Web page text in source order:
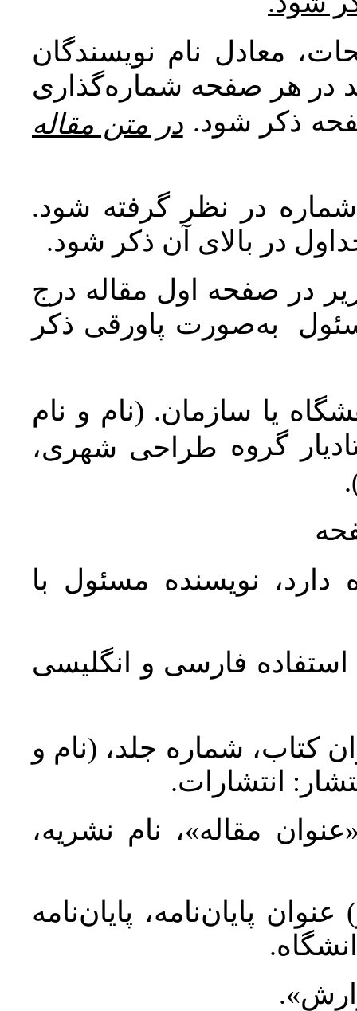
معادل نام نویسندگان
در هر صفحه شماره‌گذاری
ذکر شود. در متن مقاله
در نظر گرفته شود.
در بالای آن ذکر شود.
در صفحه اول مقاله درج
به‌صورت پاورقی ذکر
یا سازمان. (نام و نام
گروه طراحی شهری،
نویسنده مسئول با
استفاده فارسی و انگلیسی
کتاب، شماره جلد، (نام و
انتشارات.
مقاله»، نام نشریه،
پایان‌نامه، پایان‌نامه